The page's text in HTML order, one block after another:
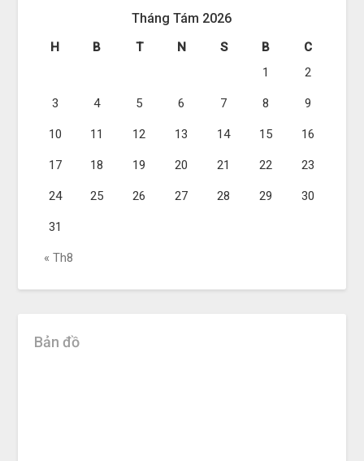
Tháng Tám 2026
H B T N S B C
« Th8
1 2
3 4 5 6 7 8 9
10 11 12 13 14 15 16
17 18 19 20 21 22 23
24 25 26 27 28 29 30
31
Bản đồ